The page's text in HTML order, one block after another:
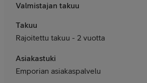
Valmistajan takuu
Takuu
Rajoitettu takuu - 2 vuotta
Asiakastuki
Emporian asiakaspalvelu